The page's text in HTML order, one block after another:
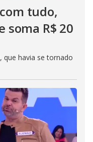
tudo,
soma R$ 20
que havia se tornado